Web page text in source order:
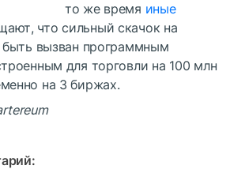
то же время иные
что сильный скачок на
быть вызван программным
для торговли на 100 млн
на 3 биржах.